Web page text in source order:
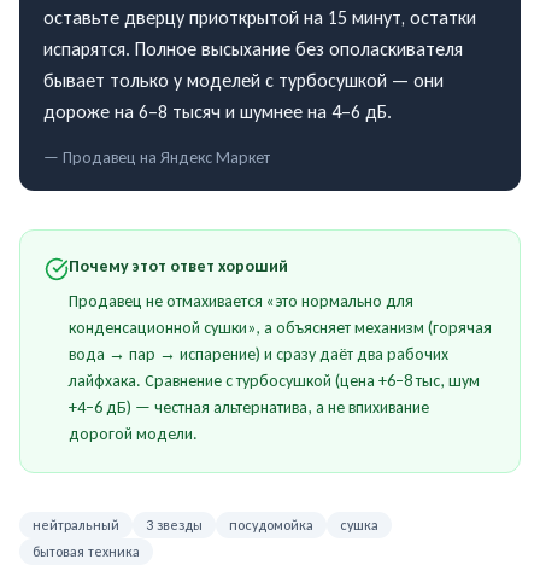
оставьте дверцу приоткрытой на 15 минут, остатки
испарятся. Полное высыхание без ополаскивателя
бывает только у моделей с турбосушкой — они
дороже на 6–8 тысяч и шумнее на 4–6 дБ.
— Продавец на Яндекс Маркет
Почему этот ответ хороший
Продавец не отмахивается «это нормально для
конденсационной сушки», а объясняет механизм (горячая
вода → пар → испарение) и сразу даёт два рабочих
лайфхака. Сравнение с турбосушкой (цена +6–8 тыс, шум
+4–6 дБ) — честная альтернатива, а не впихивание
дорогой модели.
нейтральный 3 звезды посудомойка
сушка
бытовая техника